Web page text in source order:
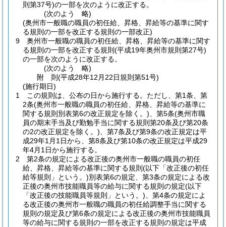
則第37号)の一部を次のように改正する。
(次のよう 略)
(奥州市一般職の職員の初任給、昇格、昇給等の基準に関す
る規則の一部を改正する規則の一部改正)
9
奥州市一般職の職員の初任給、昇格、昇給等の基準に関す
る規則の一部を改正する規則 (平成19年奥州市規則第27号)
の一部を次のように改正する。
(次のよう 略)
附 則(平成28年12月22日規則第51号)
(施行期日)
1
この規則は、公布の日から施行する。 ただし、第1条、第
2条(奥州市一般職の職員の初任給、昇格、昇給等の基準に
関する規則別表第6の改正規定を除く。) 、第5条(奥州市職
員の期末手当及び勤勉手当に関する規則第20条及び第20条
の2の改正規定を除く。) 、第7条及び第9条の改正規定は平
成29年1月1日から、第8条及び第10条の改正規定は平成29
年4月1日から施行する。
2
第2条の規定による改正後の奥州市一般職の職員の初任
給、昇格、昇給等の基準に関する規則 (以下「改正後の初任
給等規則」という。)別表第6の規定、第3条の規定による改
正後の奥州市技能職員等の給与に関する規則の規定(以下
「改正後の技能職員等規則」という。) 、第4条の規定によ
る改正後の奥州市一般職の職員の初任給調整手当に関する
規則の規定及び第6条の規定による改正後の奥州市技能職員
等の給与に関する規則の一部を改正する規則の規定は平成